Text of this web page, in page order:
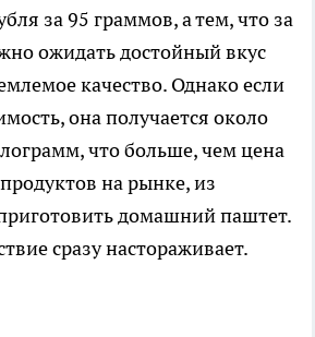
за 95 граммов, а тем, что за
ожидать достойный вкус
качество. Однако если
она получается около
что больше, чем цена
на рынке, из
домашний паштет.
сразу настораживает.